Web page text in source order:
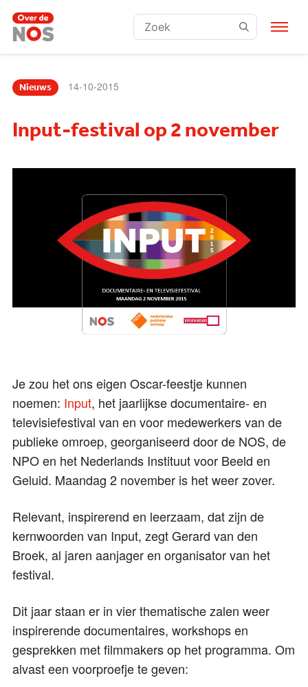
Zoeken:
Nieuws 14-10-2015
Input-festival op 2 november
Je zou het ons eigen Oscar-feestje kunnen
noemen: Input, het jaarlijkse documentaire- en
televisiefestival van en voor medewerkers van de
publieke omroep, georganiseerd door de NOS, de
NPO en het Nederlands Instituut voor Beeld en
Geluid. Maandag 2 november is het weer zover.
Relevant, inspirerend en leerzaam, dat zijn de
kernwoorden van Input, zegt Gerard van den
Broek, al jaren aanjager en organisator van het
festival.
Dit jaar staan er in vier thematische zalen weer
inspirerende documentaires, workshops en
gesprekken met filmmakers op het programma. Om
alvast een voorproefje te geven: